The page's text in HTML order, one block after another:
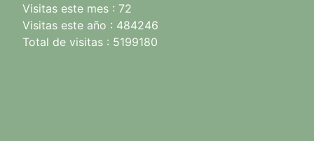
Visitas este mes : 72
Visitas este año : 484246
Total de visitas : 5199180